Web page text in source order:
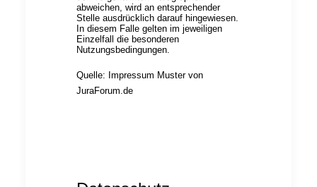
abweichen, wird an entsprechender
Stelle ausdrücklich darauf hingewiesen.
In diesem Falle gelten im jeweiligen
Einzelfall die besonderen
Nutzungsbedingungen.
Quelle: Impressum Muster von
JuraForum.de